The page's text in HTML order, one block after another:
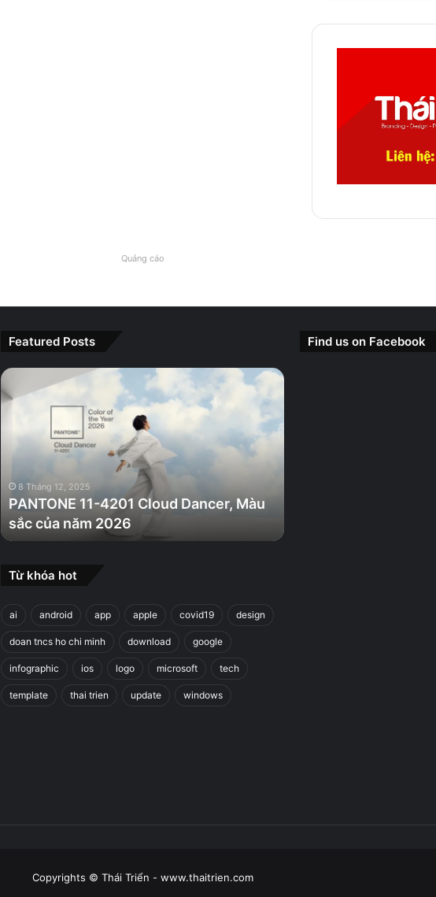
Quảng cáo
Featured Posts
PANTONE
11-
Màu
của
năm
2026
8 Tháng 12, 2025
PANTONE 11-4201 Cloud Dancer, Màu
sắc của năm 2026
Từ khóa hot
ai android app apple covid19 design
doan tncs ho chi minh download google
infographic ios logo microsoft tech
template thai trien update windows
Find us on Facebook
Copyrights © Thái Triển - www.thaitrien.com